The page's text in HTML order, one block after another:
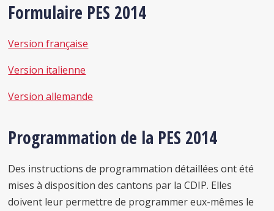
Formulaire PES 2014
Version française
Version italienne
Version allemande
Programmation de la PES 2014
Des instructions de programmation détaillées ont été
mises à disposition des cantons par la CDIP. Elles
doivent leur permettre de programmer eux-mêmes le